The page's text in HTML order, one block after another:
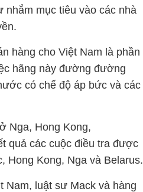
nhắm mục tiêu vào các nhà
hàng cho Việt Nam là phần
hãng này đường đường
có chế độ áp bức và các
Nga, Hong Kong,
quả các cuộc điều tra được
Hong Kong, Nga và Belarus.
Nam, luật sư Mack và hàng